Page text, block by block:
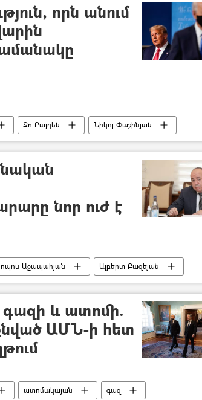
որն անում
Ջո Բայդեն
Նիկոլ Փաշինյան
նոր ուժ է
Աջապահյան
Ալբերտ Բազեյան
և ատոմի.
ԱՄՆ-ի հետ
ատոմակայան
գազ